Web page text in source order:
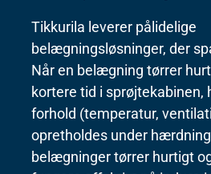
Tikkurila leverer pålidelige
belægningsløsninger, der
Når en belægning tørrer
kortere tid i sprøjtekabinen,
forhold (temperatur,
opretholdes under
belægninger tørrer hurtigt